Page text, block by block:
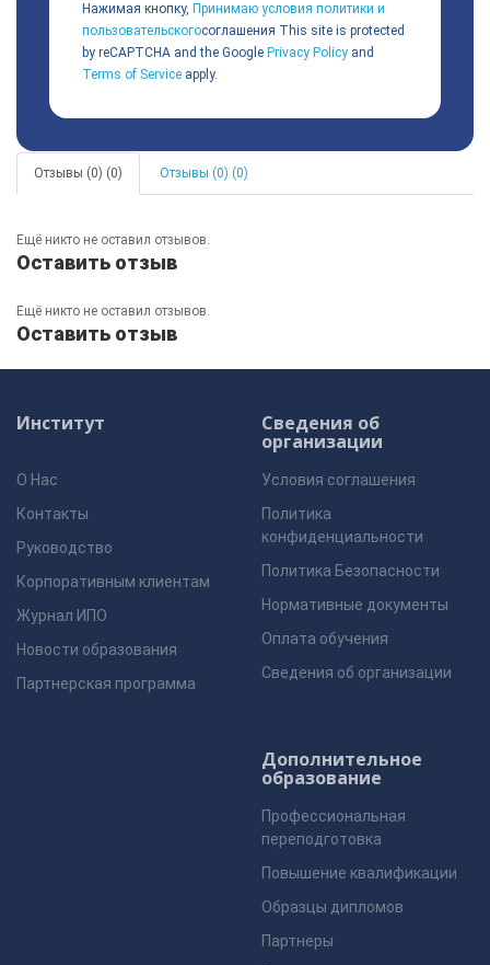
Нажимая кнопку, Принимаю условия политики и
пользовательскогосоглашения This site is protected
by reCAPTCHA and the Google Privacy Policy and
Terms of Service apply.
Отзывы (0) (0) Отзывы (0) (0)
Ещё никто не оставил отзывов.
Оставить отзыв
Ещё никто не оставил отзывов.
Оставить отзыв
Институт
О Нас
Контакты
Руководство
Корпоративным клиентам
Журнал ИПО
Новости образования
Партнерская программа
Сведения об
организации
Условия соглашения
Политика
конфиденциальности
Политика Безопасности
Нормативные документы
Оплата обучения
Сведения об организации
Дополнительное
образование
Профессиональная
переподготовка
Повышение квалификации
Образцы дипломов
Партнеры